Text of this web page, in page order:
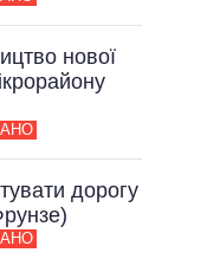
нової
дорогу